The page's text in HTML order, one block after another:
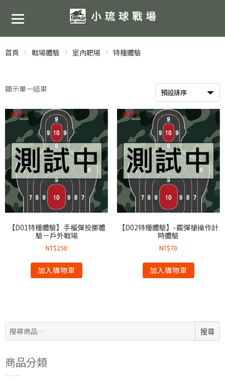
首頁 戰場體驗 室內靶場 特種體驗
顯示單一結果
【D01特種體驗】手榴彈投擲體
驗－戶外戰場
NT$250
加入購物車
【D02特種體驗】-霰彈槍操作計
時體驗
NT$70
加入購物車
搜
尋:
搜尋
商品分類